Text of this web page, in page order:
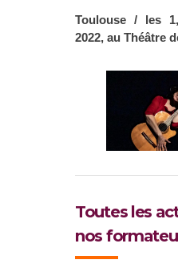
Toulouse / les
2022, au Théâtre
Toutes les
nos